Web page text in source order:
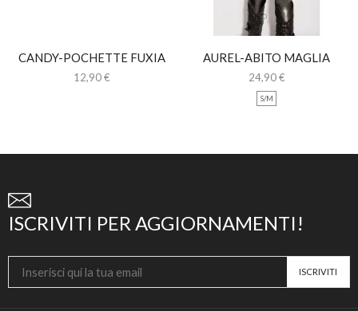
CANDY-POCHETTE FUXIA
CON CATENINA
12,90€
AUREL-ABITO MAGLIA
LUNGA CON PIZZO
24,90€
S/M
ISCRIVITI PER AGGIORNAMENTI!